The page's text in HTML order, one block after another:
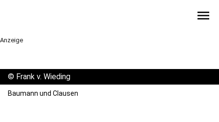
menu
Anzeige
© Frank v. Wieding
Baumann und Clausen